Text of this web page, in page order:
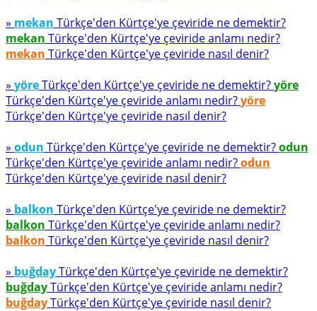
» mekan Türkçe'den Kürtçe'ye çeviride ne demektir?
mekan Türkçe'den Kürtçe'ye çeviride anlamı nedir?
mekan Türkçe'den Kürtçe'ye çeviride nasıl denir?
» yöreTürkçe'den Kürtçe'ye çeviride ne demektir?yöre
Türkçe'den Kürtçe'ye çeviride anlamı nedir?yöre
Türkçe'den Kürtçe'ye çeviride nasıl denir?
» odun Türkçe'den Kürtçe'ye çeviride ne demektir?odun
Türkçe'den Kürtçe'ye çeviride anlamı nedir?odun
Türkçe'den Kürtçe'ye çeviride nasıl denir?
» balkon Türkçe'den Kürtçe'ye çeviride ne demektir?
balkon Türkçe'den Kürtçe'ye çeviride anlamı nedir?
balkon Türkçe'den Kürtçe'ye çeviride nasıl denir?
» buğdayTürkçe'den Kürtçe'ye çeviride ne demektir?
buğdayTürkçe'den Kürtçe'ye çeviride anlamı nedir?
buğdayTürkçe'den Kürtçe'ye çeviride nasıl denir?